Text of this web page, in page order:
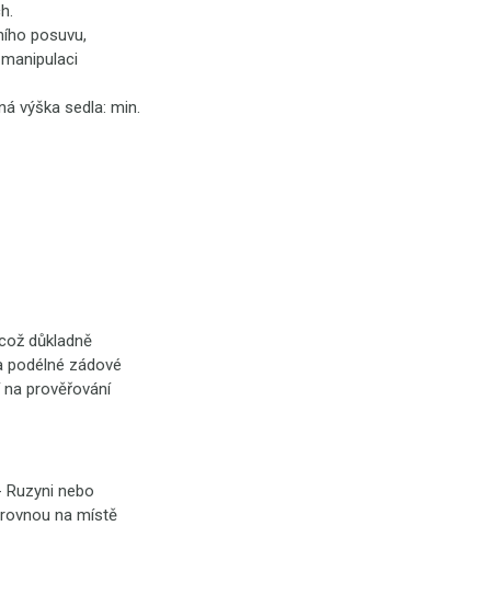
posuvu,
výška sedla: min.
důkladně
podélné zádové
prověřování
nebo
na místě